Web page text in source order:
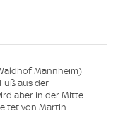
Mannheim)
aus der
aber in der Mitte
von Martin